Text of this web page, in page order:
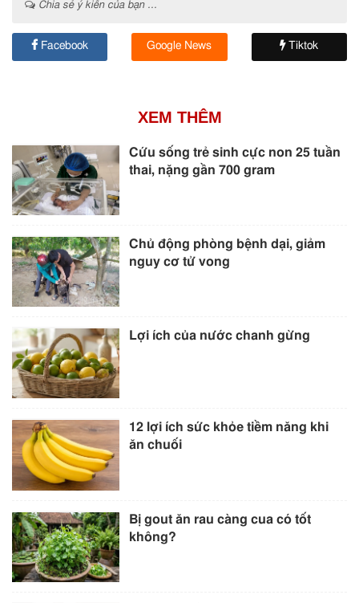
Chia sẻ ý kiến của bạn ...
Facebook Google News Tiktok
XEM THÊM
Cứu sống trẻ sinh cực non 25 tuần
thai, nặng gần 700 gram
Chủ động phòng bệnh dại, giảm
nguy cơ tử vong
Lợi ích của nước chanh gừng
12 lợi ích sức khỏe tiềm năng khi
ăn chuối
Bị gout ăn rau càng cua có tốt
không?